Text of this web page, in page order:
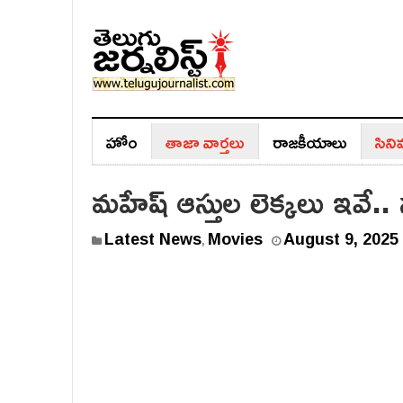
హోం తాజా వార్తలు రాజ‌కీయాలు
మహేష్ ఆస్తుల లెక్కలు
Latest News, Movies August 9, 2025A